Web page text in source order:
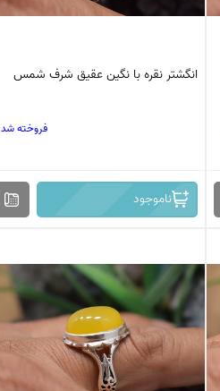
انگشتر نقره با نگین عقیق شرف شمس
فروخته شد
ناموجود